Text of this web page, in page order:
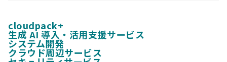
cloudpack+
生成 AI 導入・活用支援サービス
システム開発
クラウド周辺サービス